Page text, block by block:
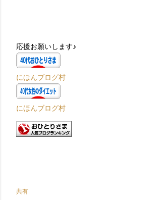
応援お願いします♪
にほんブログ村
にほんブログ村
共有